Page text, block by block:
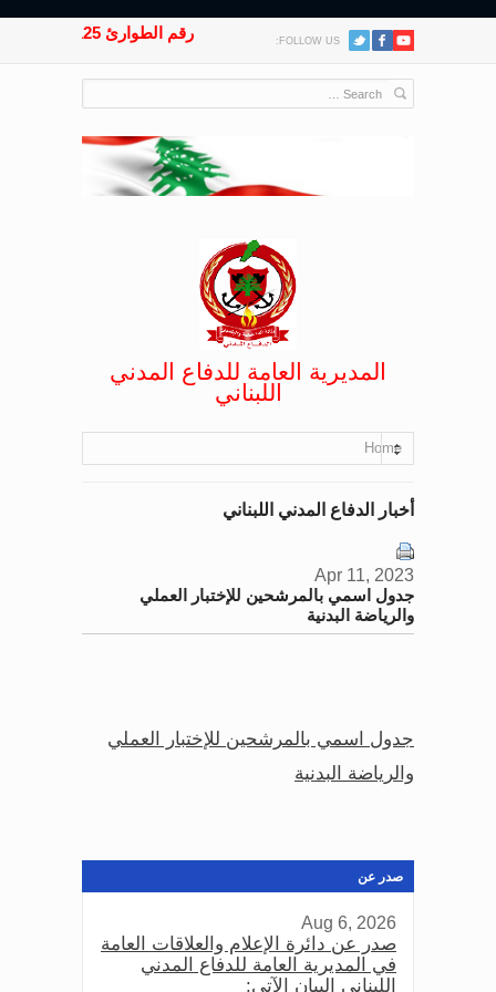
FOLLOW US: رقم الطوارئ 125
المديرية العامة للدفاع المدني
اللبناني
Home
أخبار الدفاع المدني اللبناني
Apr 11, 2023
جدول اسمي بالمرشحين للإختبار العملي
والرياضة البدنية
جدول اسمي بالمرشحين للإختبار العملي
والرياضة البدنية
صدر عن
Aug 6, 2026
صدر عن دائرة الإعلام والعلاقات العامة
في المديرية العامة للدفاع المدني
اللبناني البيان الآتي: